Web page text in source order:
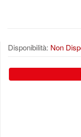
Disponibilità: Non